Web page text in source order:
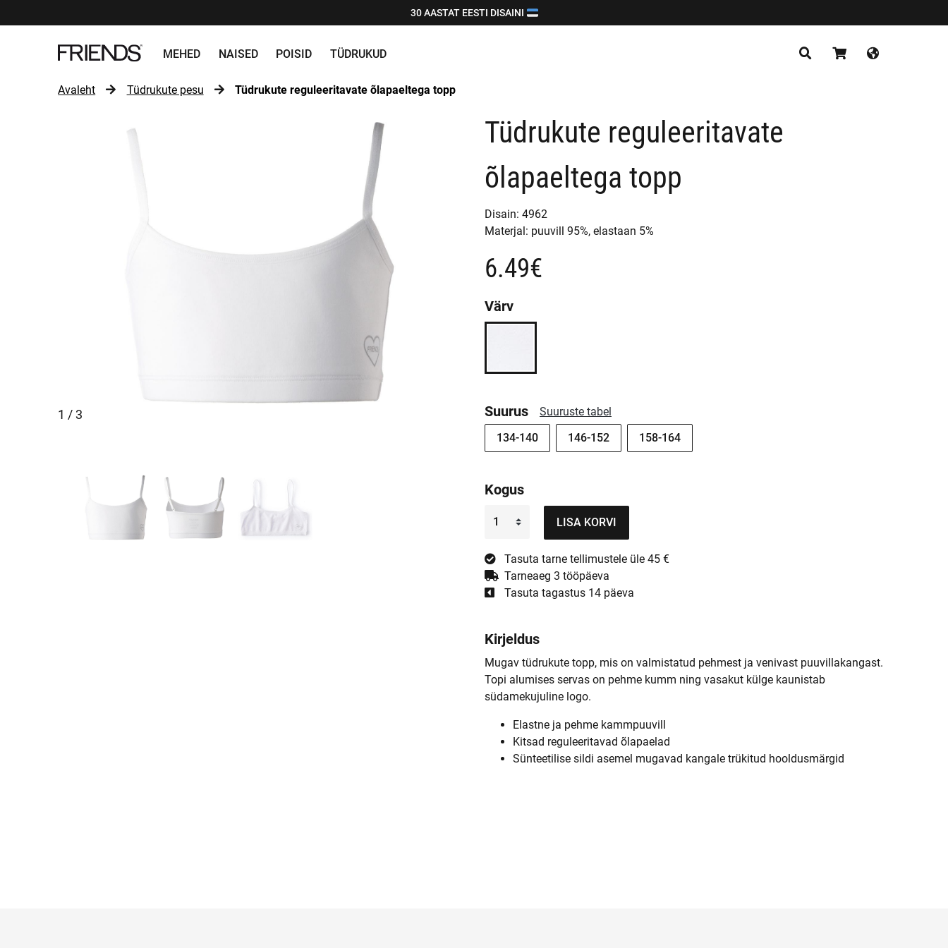
30 AASTAT EESTI DISAINI
MEHED NAISED POISID TÜDRUKUD
Avaleht Tüdrukute pesu Tüdrukute reguleeritavate õlapaeltega topp
1 / 3
Tüdrukute reguleeritavate
õlapaeltega topp
Disain: 4962
Materjal: puuvill 95%, elastaan 5%
6.49€
Värv
Suurus
Suuruste tabel
134-140
146-152 158-164
Kogus
LISA KORVI
Tasuta tarne tellimustele üle 45 €
Tarneaeg 3 tööpäeva
Tasuta tagastus 14 päeva
Kirjeldus
Mugav tüdrukute topp, mis on valmistatud pehmest ja venivast puuvillakangast.
Topi alumises servas on pehme kumm ning vasakut külge kaunistab
südamekujuline logo.
Elastne ja pehme kammpuuvill
Kitsad reguleeritavad õlapaelad
Sünteetilise sildi asemel mugavad kangale trükitud hooldusmärgid